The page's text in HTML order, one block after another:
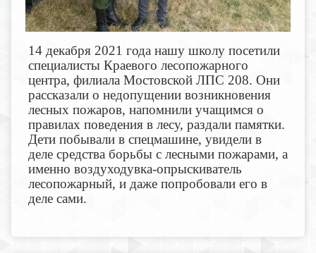
14 декабря 2021 года нашу школу посетили
специалисты Краевого лесопожарного
центра, филиала Мостовской ЛПС 208. Они
рассказали о недопущении возникновения
лесных пожаров, напомнили учащимся о
правилах поведения в лесу, раздали памятки.
Дети побывали в спецмашине, увидели в
деле средства борьбы с лесными пожарами, а
именно воздуходувка-опрыскиватель
лесопожарный, и даже попробовали его в
деле сами.